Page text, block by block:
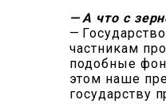
— А что с
—
частникам
подобные
этом наше
государству